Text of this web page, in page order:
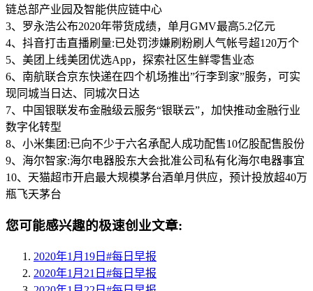
链总部产业园及智能供应链中心
3、罗永浩公布2020年带货成绩，单月GMV最高5.2亿元
4、抖音打击直播刷量:已处罚涉嫌刷粉刷人气帐号超120万个
5、美团上线美团优选App，探索社区生鲜零售业态
6、南航联合京东快递在四个机场推出”行李到家”服务，可实
现同城当日达、同城次日达
7、中国银联发布金融级云服务“银联云”，加快推动金融行业
数字化转型
8、小米集团:已向不少于六名承配人成功配售10亿股配售股份
9、海尔智家:海尔电器股东大会批准公司私有化海尔电器事宜
10、天猫超市开启最大规模茅台酒单月供应，预计投放超40万
瓶飞天茅台
您可能感兴趣的极速创业文章:
2020年1月19日#每日早报
2020年1月21日#每日早报